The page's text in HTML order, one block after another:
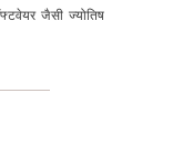
जैसी ज्योतिष